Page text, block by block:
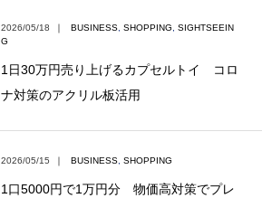
2026/05/18 ｜ BUSINESS SHOPPING
SIGHTSEEIN
G
1日30万円売り上げるカプセルトイ コロ
ナ対策のアクリル板活用
2026/05/15 ｜ BUSINESS SHOPPING
1口5000円で1万円分 物価高対策でプレ